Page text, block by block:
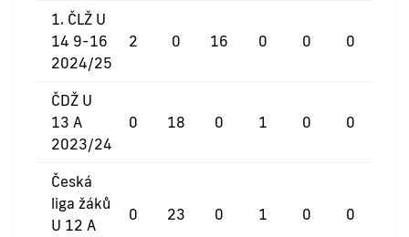
1. ČLŽ U
14 9-16
2024/25
2 0 16 0 0 0
ČDŽ U
13 A
2023/24
0 18 0 1 0 0
Česká
liga žáků
U 12 A
0 23 0 1 0 0